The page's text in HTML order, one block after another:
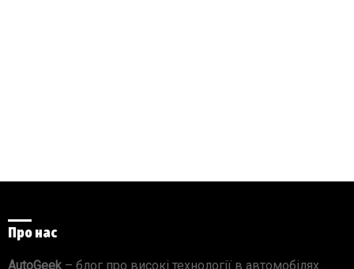
Про нас
AutoGeek – блог про високі технології в автомобілях.